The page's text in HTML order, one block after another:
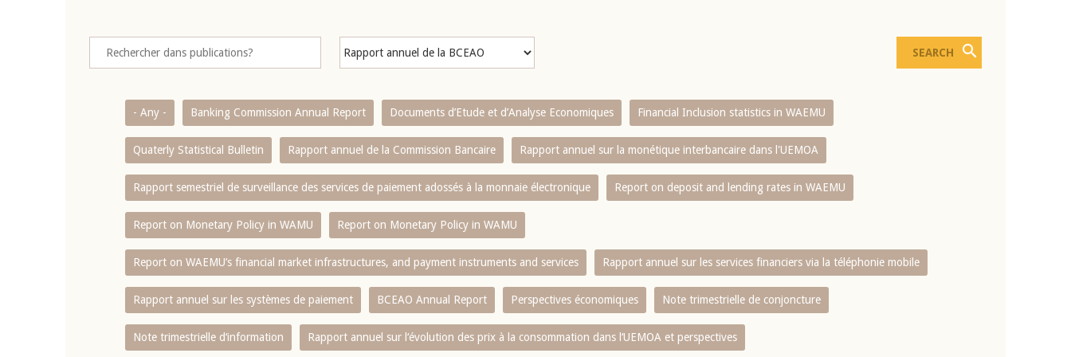
- Any - Banking Commission Annual Report Documents d’Etude et d’Analyse Economiques Financial Inclusion statistics in WAEMU
Quaterly Statistical Bulletin Rapport annuel de la Commission Bancaire Rapport annuel sur la monétique interbancaire dans l'UEMOA
Rapport semestriel de surveillance des services de paiement adossés à la monnaie électronique Report on deposit and lending rates in WAEMU
Report on Monetary Policy in WAMU Report on Monetary Policy in WAMU
Report on WAEMU’s financial market infrastructures, and payment instruments and services Rapport annuel sur les services financiers via la téléphonie mobile
Rapport annuel sur les systèmes de paiement BCEAO Annual Report Perspectives économiques Note trimestrielle de conjoncture
Note trimestrielle d‘information Rapport annuel sur l‘évolution des prix à la consommation dans l‘UEMOA et perspectives